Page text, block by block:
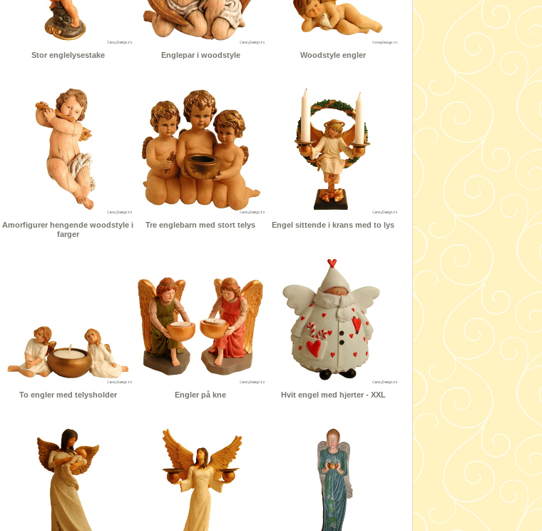
Stor englelysestake Englepar i woodstyle Woodstyle engler
Amorfigurer hengende woodstyle i
farger
Tre englebarn med stort telys Engel sittende i krans med to lys
To engler med telysholder Engler på kne Hvit engel med hjerter - XXL